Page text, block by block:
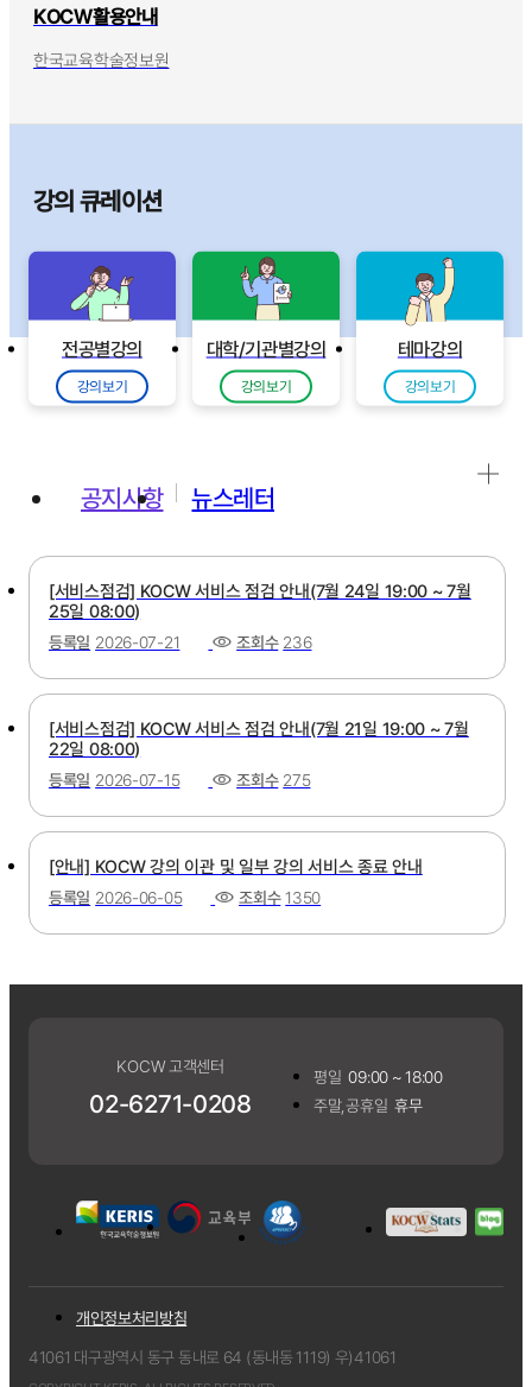
KOCW활용안내
한국교육학술정보원
강의 큐레이션
전공별강의
강의보기
대학/기관별강의
강의보기
테마강의
강의보기
공지사항 뉴스레터
[서비스점검] KOCW 서비스 점검 안내(7월 24일 19:00 ~ 7월
25일 08:00)
등록일 2026-07-21 조회수 236
[서비스점검] KOCW 서비스 점검 안내(7월 21일 19:00 ~ 7월
22일 08:00)
등록일 2026-07-15 조회수 275
[안내] KOCW 강의 이관 및 일부 강의 서비스 종료 안내
등록일 2026-06-05 조회수 1350
KOCW 고객센터
02-6271-0208
평일 09:00 ~ 18:00
주말,공휴일 휴무
개인정보처리방침
41061 대구광역시 동구 동내로 64 (동내동 1119) 우)41061